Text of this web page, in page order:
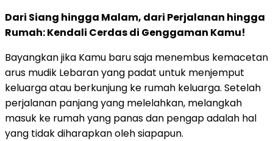
Dari Siang hingga Malam, dari Perjalanan hingga
Rumah: Kendali Cerdas di Genggaman Kamu!
Bayangkan jika Kamu baru saja menembus kemacetan
arus mudik Lebaran yang padat untuk menjemput
keluarga atau berkunjung ke rumah keluarga. Setelah
perjalanan panjang yang melelahkan, melangkah
masuk ke rumah yang panas dan pengap adalah hal
yang tidak diharapkan oleh siapapun.